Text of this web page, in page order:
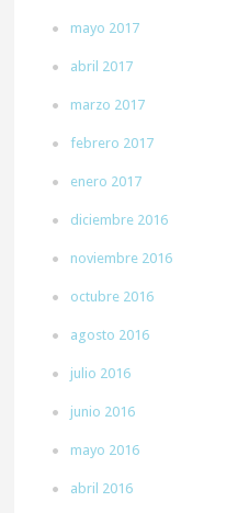
mayo 2017
abril 2017
marzo 2017
febrero 2017
enero 2017
diciembre 2016
noviembre 2016
octubre 2016
agosto 2016
julio 2016
junio 2016
mayo 2016
abril 2016